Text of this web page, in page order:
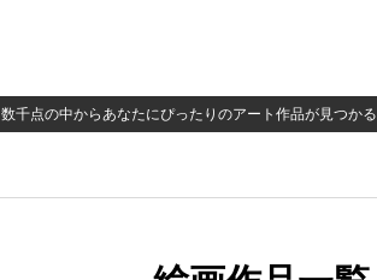
数千点の中からあなたにぴったりのアート作品が見つかる